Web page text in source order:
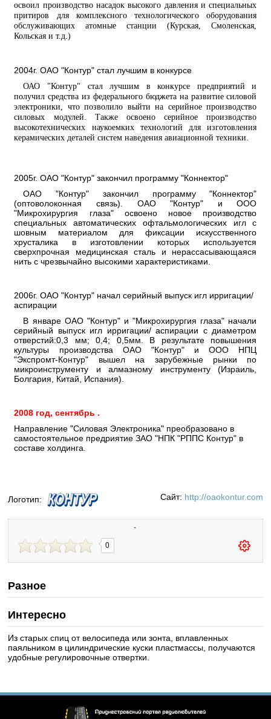
освоил производство насадок высокого давления и специальных
притиров для комплексного технологического оборудования
обслуживающих атомные станции (Курская, Смоленская,
Кольская и т.д.)
2004г. ОАО "Контур" стал лучшим в конкурсе
ОАО "Контур" стал лучшим в конкурсе предприятий и
получил средства из федерального бюджета на развитие силовой
электроники, что позволило выйти на серийное производство
силовых модулей. Также освоено серийное производство
высокотехнических наукоемких технологий для изготовления
керамических деталей систем наведения авиационной техники.
2005г. ОАО "Контур" закончил программу "Коннектор"
ОАО "Контур" закончил программу "Коннектор"
(оптоволоконная связь). ОАО "Контур" и ООО
"Микрохирургия глаза" освоено новое производство
специальных автоматических офтальмологических игл с
шовным материалом для фиксации искусственного
хрусталика в изготовлении которых используется
сверхпрочная медицинская сталь и нерассасывающаяся
нить с чрезвычайно высокими характеристиками.
2006г. ОАО "Контур" начал серийный выпуск игл ирригации/
аспирации
В январе ОАО "Контур" и "Микрохирургия глаза" начали
серийный выпуск игл ирригации/ аспирации с диаметром
отверстий:0,3 мм; 0,4; 0,5мм. В результате повышения
культуры производства ОАО "Контур" и ООО НПЦ
"Экспромт-Контур" вышел на зарубежные рынки по
микроинструменту и алмазному инструменту (Израиль,
Болгария, Китай, Испания).
2008 год, сентябрь .
Направление "Силовая Электроника" преобразовано в
самостоятельное предриятие ЗАО "НПК "РППС Контур" в
составе холдинга.
Логотип: Сайт: http://oaokontur.com
`
0
Разное
Интересно
Из старых спиц от велосипеда или зонта, вплавленных
паяльником в цилиндрические куски пластмассы, получаются
удобные регулировочные отвертки.